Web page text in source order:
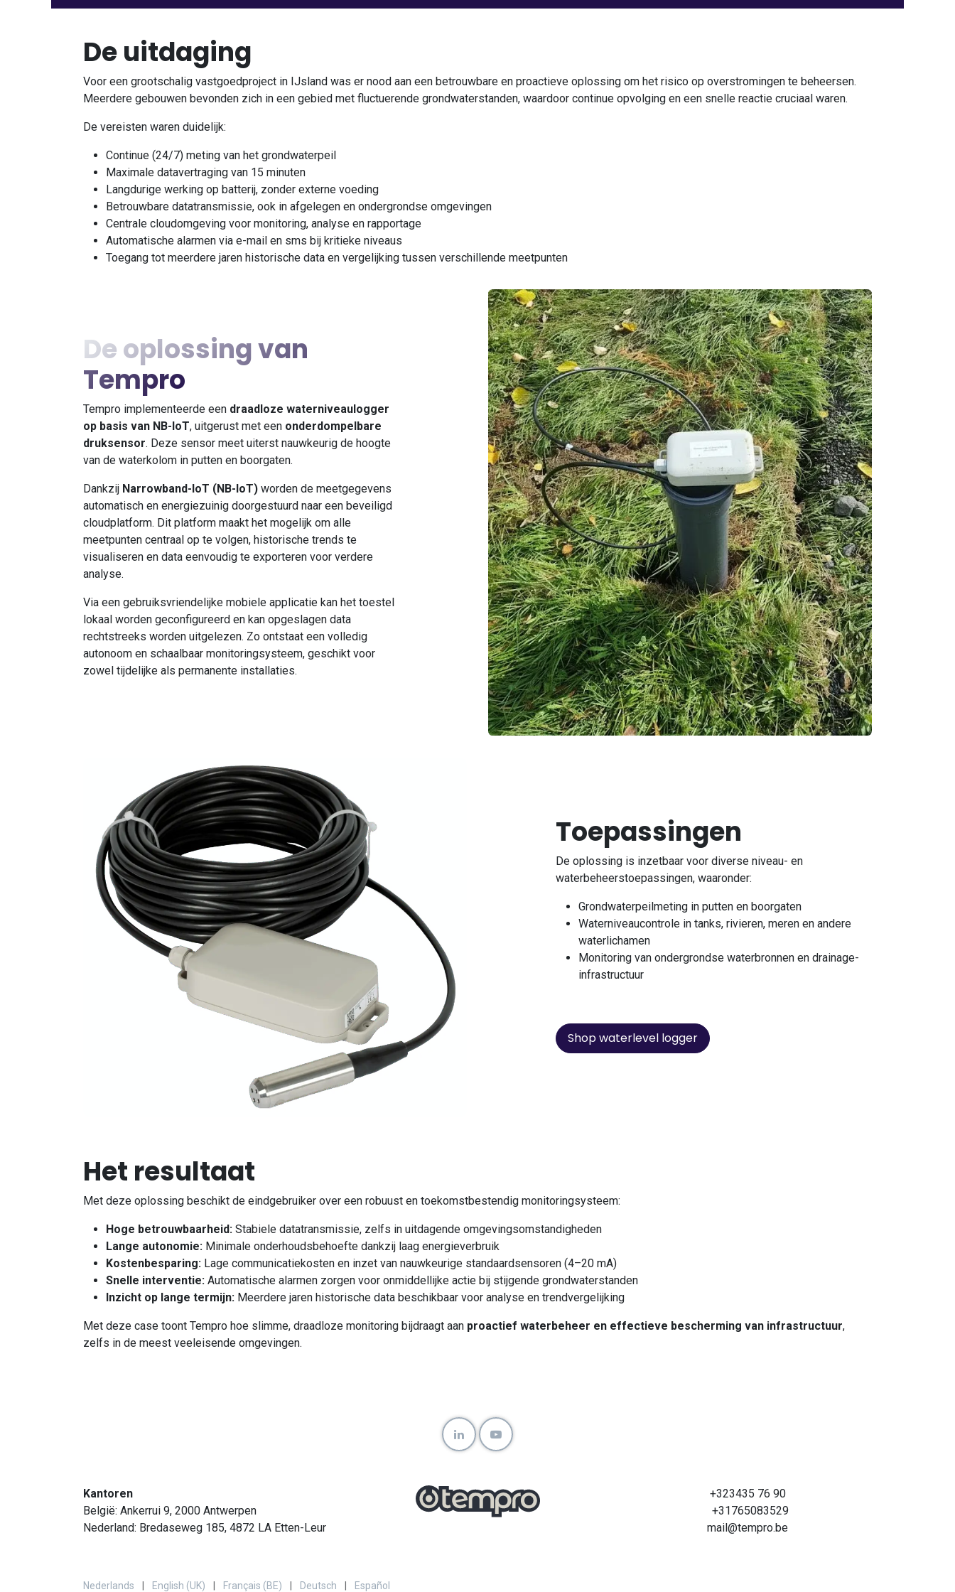
De uitdaging
Voor een grootschalig vastgoedproject in IJsland was er nood aan een betrouwbare en proactieve oplossing om het risico op overstromingen te beheersen.
Meerdere gebouwen bevonden zich in een gebied met fluctuerende grondwaterstanden, waardoor continue opvolging en een snelle reactie cruciaal waren.
De vereisten waren duidelijk:
Continue (24/7) meting van het grondwaterpeil
Maximale datavertraging van 15 minuten
Langdurige werking op batterij, zonder externe voeding
Betrouwbare datatransmissie, ook in afgelegen en ondergrondse omgevingen
Centrale cloudomgeving voor monitoring, analyse en rapportage
Automatische alarmen via e-mail en sms bij kritieke niveaus
Toegang tot meerdere jaren historische data en vergelijking tussen verschillende meetpunten
De oplossing van
Tempro
Tempro implementeerde een draadloze waterniveaulogger
op basis van NB-IoT, uitgerust met een onderdompelbare
druksensor. Deze sensor meet uiterst nauwkeurig de hoogte
van de waterkolom in putten en boorgaten.
Dankzij Narrowband-IoT (NB-IoT) worden de meetgegevens
automatisch en energiezuinig doorgestuurd naar een beveiligd
cloudplatform. Dit platform maakt het mogelijk om alle
meetpunten centraal op te volgen, historische trends te
visualiseren en data eenvoudig te exporteren voor verdere
analyse.
Via een gebruiksvriendelijke mobiele applicatie kan het toestel
lokaal worden geconfigureerd en kan opgeslagen data
rechtstreeks worden uitgelezen. Zo ontstaat een volledig
autonoom en schaalbaar monitoringsysteem, geschikt voor
zowel tijdelijke als permanente installaties.
Toepassingen
De oplossing is inzetbaar voor diverse niveau- en
waterbeheerstoepassingen, waaronder:
Grondwaterpeilmeting in putten en boorgaten
Waterniveaucontrole in tanks, rivieren, meren en andere
waterlichamen
Monitoring van ondergrondse waterbronnen en drainage-
infrastructuur
Shop waterlevel logger
Het resultaat
Met deze oplossing beschikt de eindgebruiker over een robuust en toekomstbestendig monitoringsysteem:
Hoge betrouwbaarheid: Stabiele datatransmissie, zelfs in uitdagende omgevingsomstandigheden
Lange autonomie: Minimale onderhoudsbehoefte dankzij laag energieverbruik
Kostenbesparing: Lage communicatiekosten en inzet van nauwkeurige standaardsensoren (4–20 mA)
Snelle interventie: Automatische alarmen zorgen voor onmiddellijke actie bij stijgende grondwaterstanden
Inzicht op lange termijn: Meerdere jaren historische data beschikbaar voor analyse en trendvergelijking
Met deze case toont Tempro hoe slimme, draadloze monitoring bijdraagt aan proactief waterbeheer en effectieve bescherming van infrastructuur,
zelfs in de meest veeleisende omgevingen.
Kantoren
België: Ankerrui 9, 2000 Antwerpen
Nederland: Bredaseweg 185, 4872 LA Etten-Leur
+323435 76 90
+31765083529
mail@tempro.be
Nederlands English (UK) Français (BE) Deutsch Español